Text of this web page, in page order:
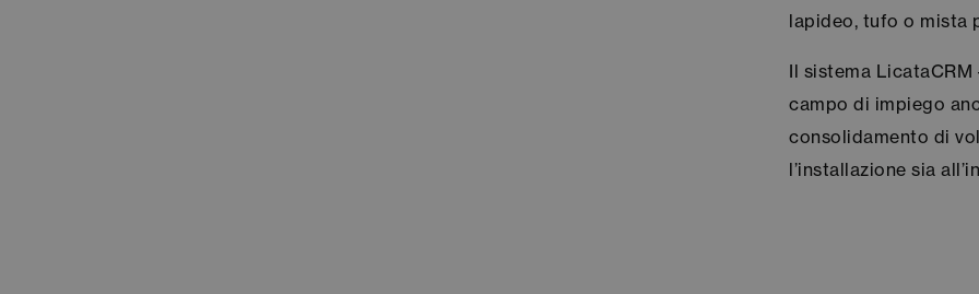
lapideo, tufo o mista
Il sistema LicataCRM
campo di impiego
consolidamento di
l’installazione sia